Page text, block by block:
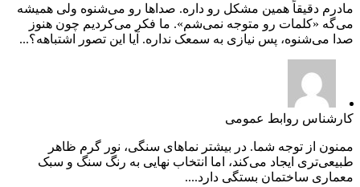
مادرم دقیقاً همین مشکل رو داره. صداها رو می‌شنوه ولی همیشه
می‌گه «کلمات رو متوجه نمی‌شم». ما فکر می‌کردیم چون هنوز
صدا می‌شنوه، پس نیازی به سمعک نداره. آیا این تصور اشتباهه؟...
کارشناس روابط عمومی
ممنون از توجه شما. در بیشتر نماهای سنگی، نور گرم ظاهر
طبیعی‌تری ایجاد می‌کند، اما انتخاب نهایی به رنگ سنگ و سبک
معماری ساختمان بستگی دارد....